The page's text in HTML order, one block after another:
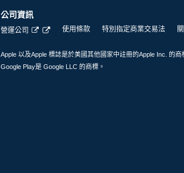
公司資訊
營運公司 使用條款 特別指定商業交易法
Apple 以及Apple 標誌是於美國其他國家中註冊的Apple Inc. 的
Google Play是 Google LLC 的商標。